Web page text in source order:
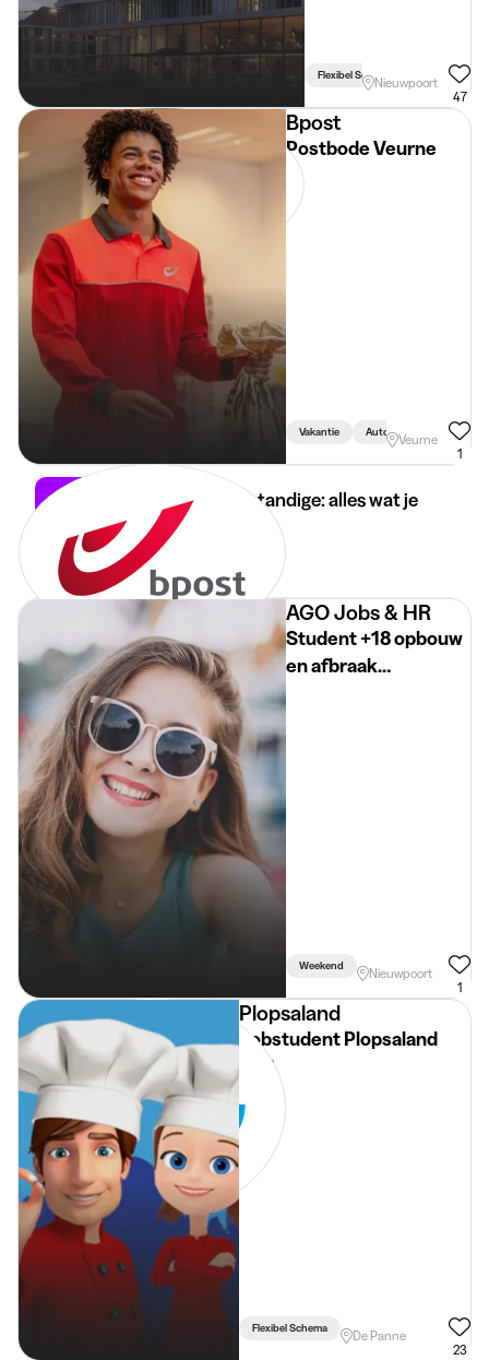
Flexibel SchemaNieuwpoort
47
Bpost
Postbode Veurne
Vakantie Auto VereistVeurne
1
Student-zelfstandige: alles wat je
moet weten
30 apr 2026
AGO Jobs & HR
Student +18 opbouw
en afbraak
beursstand te
Weekend
Nieuwpoort
1
Plopsaland
Jobstudent Plopsaland
F&B
Flexibel Schema
De Panne
23